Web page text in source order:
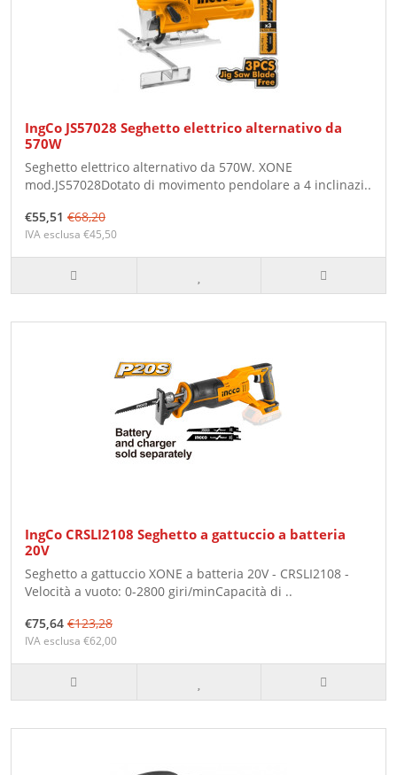
IngCo JS57028 Seghetto elettrico alternativo da
570W
Seghetto elettrico alternativo da 570W. XONE
mod.JS57028Dotato di movimento pendolare a 4 inclinazi..
€55,51 €68,20
IVA esclusa €45,50
IngCo CRSLI2108 Seghetto a gattuccio a batteria
20V
Seghetto a gattuccio XONE a batteria 20V - CRSLI2108 -
Velocità a vuoto: 0-2800 giri/minCapacità di ..
€75,64 €123,28
IVA esclusa €62,00